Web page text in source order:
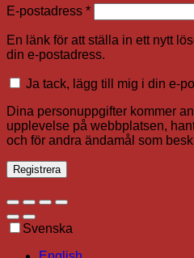
E-postadress *Obligatoriskt
En länk för att ställa in ett nytt
din e-postadress.
Ja tack, lägg till mig i din e-
Dina personuppgifter kommer
upplevelse på webbplatsen,
och för andra ändamål som
Registrera
Svenska